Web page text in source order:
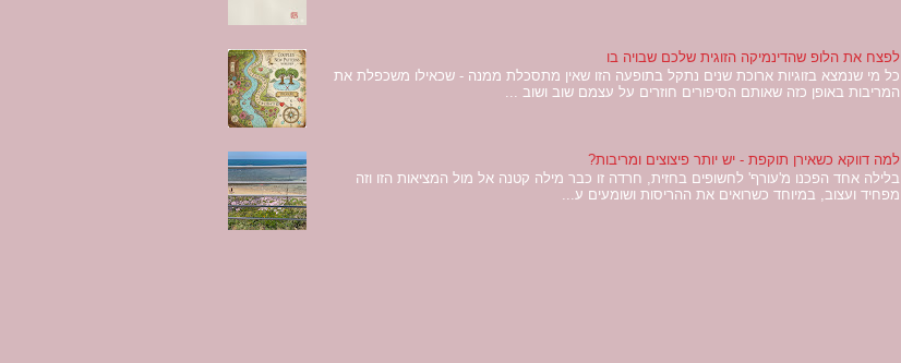
לפצח את הלופ שהדינמיקה הזוגית שלכם שבויה בו
כל מי שנמצא בזוגיות ארוכת שנים נתקל בתופעה הזו שאין מתסכלת ממנה - שכאילו משכפלת את
המריבות באופן כזה שאותם הסיפורים חוזרים על עצמם שוב ושוב ...
למה דווקא כשאירן תוקפת - יש יותר פיצוצים ומריבות?
בלילה אחד הפכנו מ'עורף' לחשופים בחזית, חרדה זו כבר מילה קטנה אל מול המציאות הזו וזה
מפחיד ועצוב, במיוחד כשרואים את ההריסות ושומעים ע...